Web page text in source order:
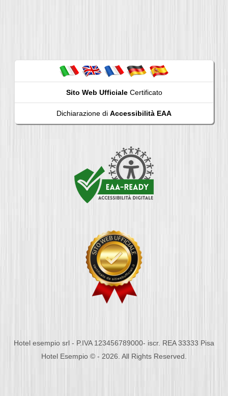
Sito Web UfficialeCertificato
Dichiarazione di Accessibilità EAA
Hotel esempio srl - P.IVA 123456789000- iscr. REA 33333 Pisa
Hotel Esempio © - 2026. All Rights Reserved.